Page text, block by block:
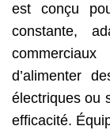
est conçu
constante,
d’alimenter
électriques ou
efficacité.